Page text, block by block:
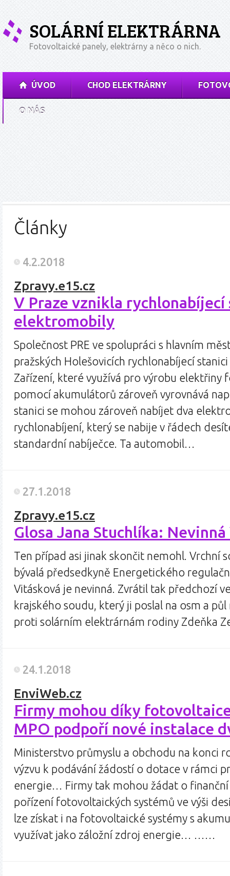
SOLÁRNÍ ELEKTRÁRNA
Fotovoltaické panely, elektrárny a něco o nich.
ÚVOD CHOD ELEKTRÁRNY
O NÁS
Články
4.2.2018
Zpravy.e15.cz
V Praze vznikla rychlonabíjecí
elektromobily
Společnost PRE ve spolupráci s hlavním
pražských Holešovicích rychlonabíjecí
Zařízení, které využívá pro výrobu elektřiny
pomocí akumulátorů zároveň vyrovnává
stanici se mohou zároveň nabíjet dva
rychlonabíjení, který se nabije v řádech
standardní nabíječce. Ta automobil…
27.1.2018
Zpravy.e15.cz
Glosa Jana Stuchlíka:
Ten případ asi jinak skončit nemohl. Vrchní
bývalá předsedkyně Energetického
Vitásková je nevinná. Zvrátil tak předchozí
krajského soudu, který ji poslal na osm a
proti solárním elektrárnám rodiny Zdeňka
24.1.2018
EnviWeb.cz
Firmy mohou díky
MPO podpoří nové instalace
Ministerstvo průmyslu a obchodu na konci
výzvu k podávání žádostí o dotace v rámci
energie… Firmy tak mohou žádat o
pořízení fotovoltaických systémů ve výši
lze získat i na fotovoltaické systémy s
využívat jako záložní zdroj energie… ……